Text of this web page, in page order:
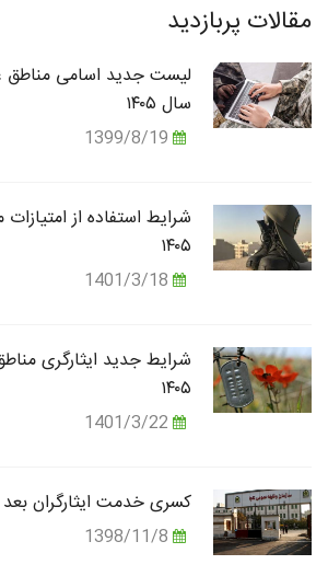
مقالات پربازدید
لیست جدید اسامی مناطق
سال ۱۴۰۵
شرایط استفاده از
۱۴۰۵
شرایط جدید ایثارگری
۱۴۰۵
کسری خدمت ایثارگران بعد